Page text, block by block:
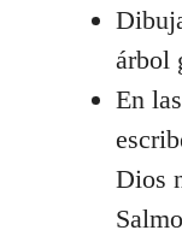
árbol
En
Dios